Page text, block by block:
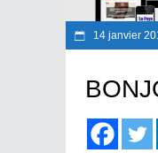
14 janvier